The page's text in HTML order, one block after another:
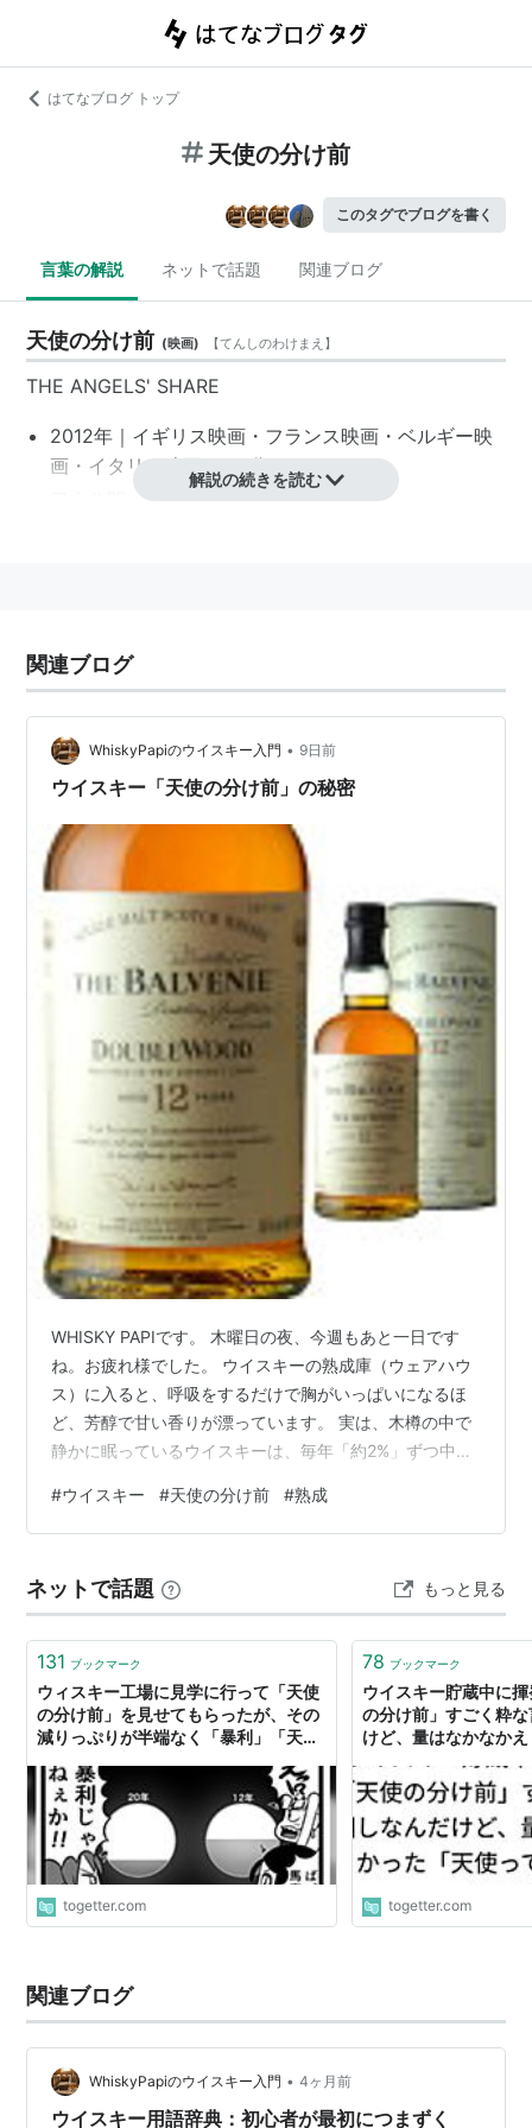
はてなブログ トップ
天使の分け前
このタグでブログを書く
言葉の解説 ネットで話題 関連ブログ
天使の分け前 (映画) 【てんしのわけまえ 】
THE ANGELS' SHARE
2012年｜ イギリス映画 ・ フランス映画 ・ベルギー映
画 ・ イタリア映画｜101分｜G
日本公開：2013年4月13日
リスト::外国の映画::題名::た行
解説の続きを読む
関連ブログ
WhiskyPapiのウイスキー入門 • 9日前
ウイスキー「天使の分け前」の秘密
WHISKY PAPIです。 木曜日の夜、今週もあと一日です
ね。お疲れ様でした。 ウイスキーの熟成庫（ウェアハウ
ス）に入ると、呼吸をするだけで胸がいっぱいになるほ
ど、芳醇で甘い香りが漂っています。 実は、木樽の中で
静かに眠っているウイスキーは、毎年「約2%」ずつ中身
て、中の液体が少しずつ空気中に蒸発してしまうので
す。 しかし、スコットランドの職人たちは、減ってしま
した。 「これは、天使が横取りして飲んでしまったんだ
（Angel's Share＝天使の分け前）」 今夜は、ウイスキー
が美味しくなる…
#ウイスキー #天使の分け前 #熟成
ネットで話題 もっと見る
131 ブックマーク
ウィスキー工場に見学に行って「天使
の分け前」を見せてもらったが、その
減りっぷりが半端なく「暴利」「天使
togetter.com
78 ブックマーク
ウイスキー貯蔵中に
の分け前」すごく粋
けど、量はなかなか
togetter.com
関連ブログ
WhiskyPapiのウイスキー入門 • 4ヶ月前
ウイスキー用語辞典：初心者が最初につまずく